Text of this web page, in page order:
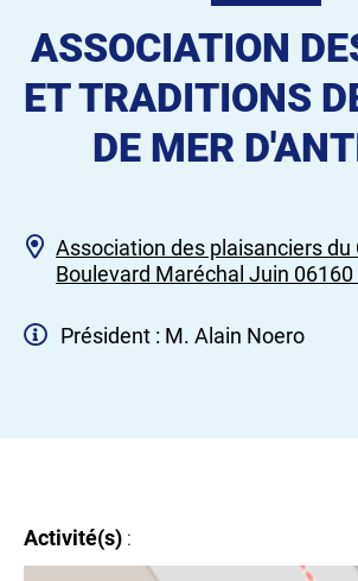
ASSOCIATION
ET TRADITIONS
DE MER
Association des plaisanciers du
Boulevard Maréchal Juin
Président : M. Alain Noero
Activité(s) :